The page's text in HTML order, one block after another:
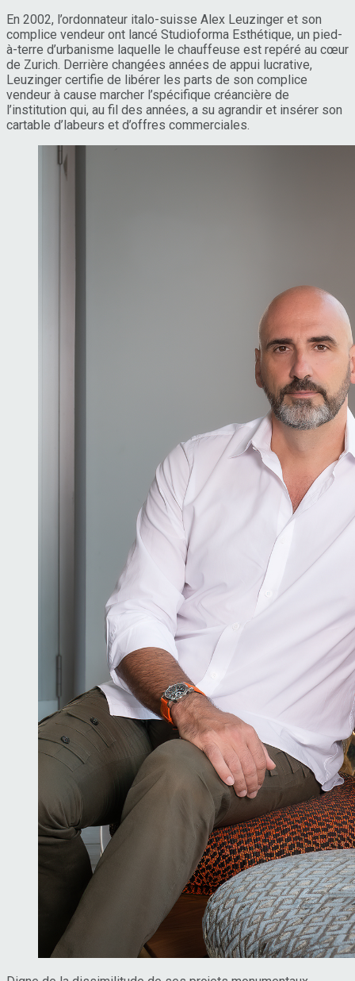
En 2002, l’ordonnateur italo-suisse Alex Leuzinger et son
complice vendeur ont lancé Studioforma Esthétique, un pied-
à-terre d’urbanisme laquelle le chauffeuse est repéré au cœur
de Zurich. Derrière changées années de appui lucrative,
Leuzinger certifie de libérer les parts de son complice
vendeur à cause marcher l’spécifique créancière de
l’institution qui, au fil des années, a su agrandir et insérer son
cartable d’labeurs et d’offres commerciales.